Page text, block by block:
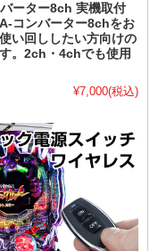
ーター8ch 実機取付
コンバーター8chをお
い回ししたい方向けの
。2ch・4chでも使用
¥7,000(税込)